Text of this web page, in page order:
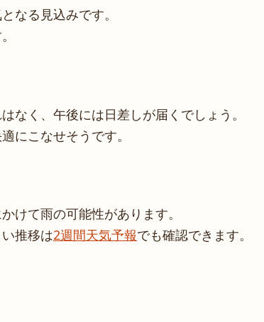
なる見込みです。
なく、午後には日差しが届くでしょう。
にこなせそうです。
けて雨の可能性があります。
推移は2週間天気予報でも確認できます。